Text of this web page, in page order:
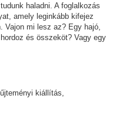
haladni. A foglalkozás
amely leginkább kifejez
Vajon mi lesz az? Egy hajó,
és összeköt? Vagy egy
kiállítás,